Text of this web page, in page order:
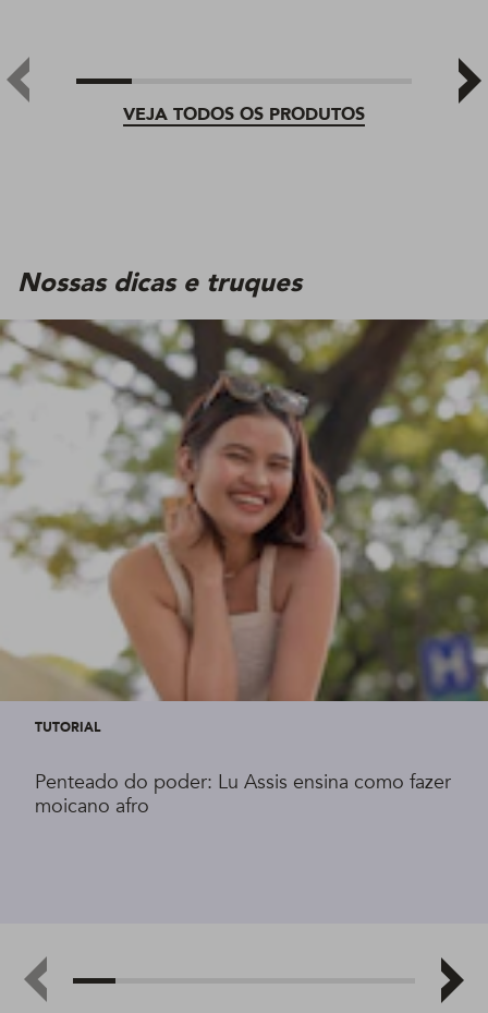
VEJA TODOS OS PRODUTOS
Nossas dicas e truques
TUTORIAL
Penteado do poder: Lu Assis ensina como fazer
moicano afro